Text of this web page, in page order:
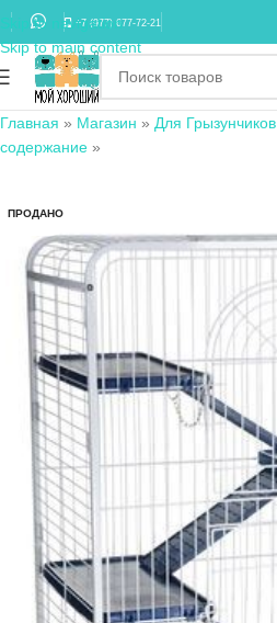
Skip to navigation
Skip to main content
+7 (977) 677-72-21
Главная » Магазин » Для Грызунчиков
содержание »
ПРОДАНО